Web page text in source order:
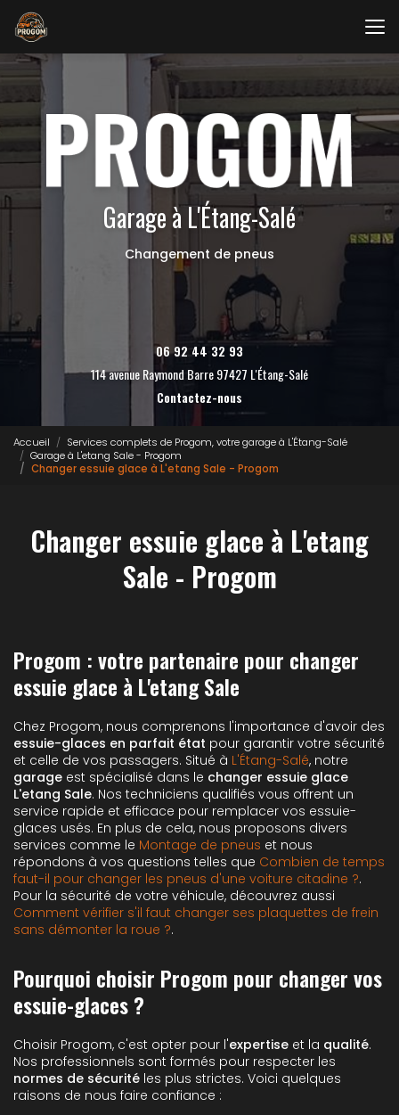
au
contenu
principal
Garage à L'Étang-Salé
Changement de pneus
06 92 44 32 93
114 avenue Raymond Barre 97427 L'Étang-Salé
Contactez-nous
Accueil
Services complets de Progom, votre garage à L'Étang-Salé
Garage à L'etang Sale - Progom
Changer essuie glace à L'etang Sale - Progom
Changer essuie glace à L'etang
Sale - Progom
Progom : votre partenaire pour changer
essuie glace à L'etang Sale
Chez Progom, nous comprenons l'importance d'avoir des
essuie-glaces en parfait état pour garantir votre sécurité
et celle de vos passagers. Situé à L'Étang-Salé, notre
garage est spécialisé dans le changer essuie glace
L'etang Sale. Nos techniciens qualifiés vous offrent un
service rapide et efficace pour remplacer vos essuie-
glaces usés. En plus de cela, nous proposons divers
services comme le Montage de pneus et nous
répondons à vos questions telles que Combien de temps
faut-il pour changer les pneus d'une voiture citadine ?.
Pour la sécurité de votre véhicule, découvrez aussi
Comment vérifier s'il faut changer ses plaquettes de frein
sans démonter la roue ?.
Pourquoi choisir Progom pour changer vos
essuie-glaces ?
Choisir Progom, c'est opter pour l'expertise et la qualité.
Nos professionnels sont formés pour respecter les
normes de sécurité les plus strictes. Voici quelques
raisons de nous faire confiance :